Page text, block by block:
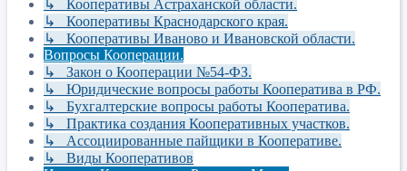
↳ Кооперативы Астраханской области.
↳ Кооперативы Краснодарского края.
↳ Кооперативы Иваново и Ивановской области.
Вопросы Кооперации.
↳ Закон о Кооперации №54-ФЗ.
↳ Юридические вопросы работы Кооператива в РФ.
↳ Бухгалтерские вопросы работы Кооператива.
↳ Практика создания Кооперативных участков.
↳ Ассоциированные пайщики в Кооперативе.
↳ Виды Кооперативов